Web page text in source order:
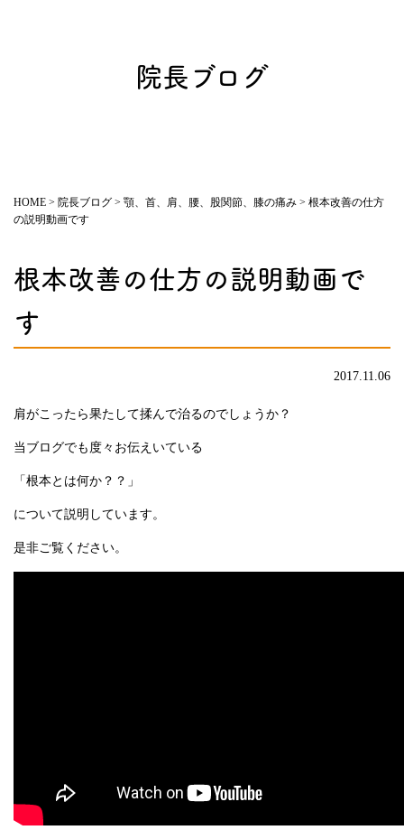
院長ブログ
HOME > 院長ブログ > 顎、首、肩、腰、股関節、膝の痛み > 根本改善の仕方
の説明動画です
根本改善の仕方の説明動画で
す
2017.11.06
肩がこったら果たして揉んで治るのでしょうか？
当ブログでも度々お伝えいている
「根本とは何か？？」
について説明しています。
是非ご覧ください。